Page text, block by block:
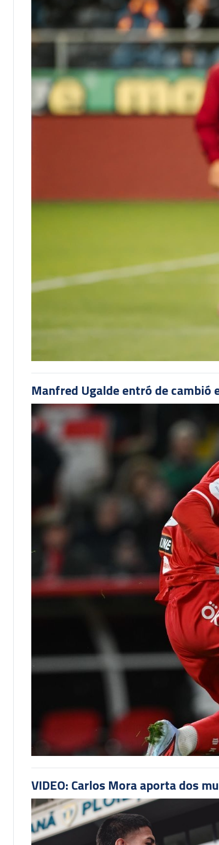
Manfred Ugalde entró de cambió
VIDEO: Carlos Mora aporta dos